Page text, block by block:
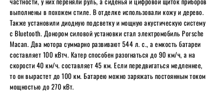
выполнены в похожем стиле. В отделке использовали кожу и дерево.
Также установили диодную подсветку и мощную акустическую систему
с Bluetooth. Донором силовой установки стал электромобиль Porsche
Macan. Два мотора суммарно развивают 544 л. с., а емкость батареи
составляет 100 кВтч. Катер способен разогнаться до 90 км/ч, а на
скорости 40 км/ч. составляет 45 км. Если передвигаться медленнее,
то он вырастет до 100 км. Батарею можно заряжать постоянным током
мощностью до 270 кВт.